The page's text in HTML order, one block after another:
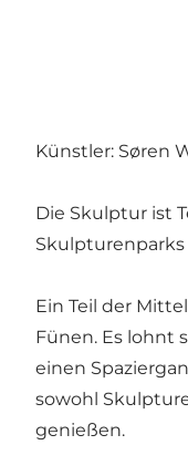
Künstler: Søren
Die Skulptur ist
Skulpturenparks
Ein Teil der
Fünen. Es lohnt
einen
sowohl
genießen.